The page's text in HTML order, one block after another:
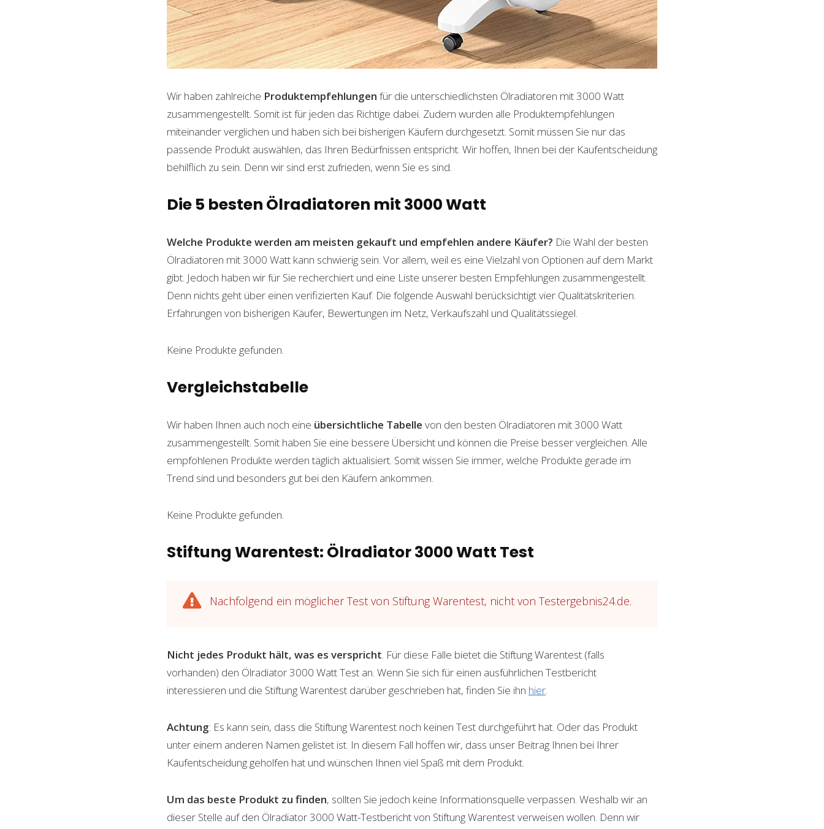
Wir haben zahlreiche Produktempfehlungen für die unterschiedlichsten Ölradiatoren mit 3000 Watt
zusammengestellt. Somit ist für jeden das Richtige dabei. Zudem wurden alle Produktempfehlungen
miteinander verglichen und haben sich bei bisherigen Käufern durchgesetzt. Somit müssen Sie nur das
passende Produkt auswählen, das Ihren Bedürfnissen entspricht. Wir hoffen, Ihnen bei der Kaufentscheidung
behilflich zu sein. Denn wir sind erst zufrieden, wenn Sie es sind.
Die 5 besten Ölradiatoren mit 3000 Watt
Welche Produkte werden am meisten gekauft und empfehlen andere Käufer? Die Wahl der besten
Ölradiatoren mit 3000 Watt kann schwierig sein. Vor allem, weil es eine Vielzahl von Optionen auf dem Markt
gibt. Jedoch haben wir für Sie recherchiert und eine Liste unserer besten Empfehlungen zusammengestellt.
Denn nichts geht über einen verifizierten Kauf. Die folgende Auswahl berücksichtigt vier Qualitätskriterien.
Erfahrungen von bisherigen Käufer, Bewertungen im Netz, Verkaufszahl und Qualitätssiegel.
Keine Produkte gefunden.
Vergleichstabelle
Wir haben Ihnen auch noch eine übersichtliche Tabelle von den besten Ölradiatoren mit 3000 Watt
zusammengestellt. Somit haben Sie eine bessere Übersicht und können die Preise besser vergleichen. Alle
empfohlenen Produkte werden täglich aktualisiert. Somit wissen Sie immer, welche Produkte gerade im
Trend sind und besonders gut bei den Käufern ankommen.
Keine Produkte gefunden.
Stiftung Warentest: Ölradiator 3000 Watt Test
Nachfolgend ein möglicher Test von Stiftung Warentest, nicht von Testergebnis24.de.
Nicht jedes Produkt hält, was es verspricht. Für diese Fälle bietet die Stiftung Warentest (falls
vorhanden) den Ölradiator 3000 Watt Test an. Wenn Sie sich für einen ausführlichen Testbericht
interessieren und die Stiftung Warentest darüber geschrieben hat, finden Sie ihn hier.
Achtung: Es kann sein, dass die Stiftung Warentest noch keinen Test durchgeführt hat. Oder das Produkt
unter einem anderen Namen gelistet ist. In diesem Fall hoffen wir, dass unser Beitrag Ihnen bei Ihrer
Kaufentscheidung geholfen hat und wünschen Ihnen viel Spaß mit dem Produkt.
Um das beste Produkt zu finden, sollten Sie jedoch keine Informationsquelle verpassen. Weshalb wir an
dieser Stelle auf den Ölradiator 3000 Watt-Testbericht von Stiftung Warentest verweisen wollen. Denn wir